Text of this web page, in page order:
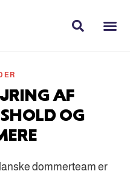
AF
OG
dommerteam er